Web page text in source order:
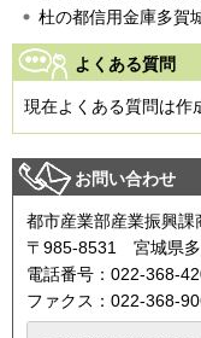
杜の都信用金庫多賀
よくある質問
現在よくある質問は作
お問い合わせ
都市産業部産業振興課
〒985-8531 宮城県多
電話番号：022-368-
ファクス：022-368-